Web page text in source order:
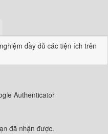
đầy đủ các tiện ích trên
Authenticator
đã nhận được.